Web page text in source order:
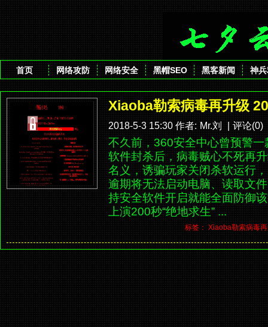
首页 网络攻防 网络安全 黑帽SEO 黑客新闻 神
Xiaoba勒索病毒再升级
2018-5-3 15:30 作者: Mr.刘 | 评论(0)
不久前，360安全中心曾预警
软件封杀后，病毒贼心不死再
名义，诱骗玩家关闭杀软运行
逾期将无法启动电脑、读取文
持安全软件开启就能全面防御
上演200秒“绝地求生” ...
标签：Xiaoba勒索病毒